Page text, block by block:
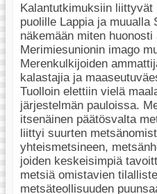
Kalantutkimuksiin liittyvät
puolille Lappia ja muualla
näkemään miten
Merimiesunionin imago
Merenkulkijoiden
kalastajia ja
Tuolloin elettiin vielä
järjestelmän pauloissa.
itsenäinen päätösvalta
liittyi suurten
yhteismetsineen,
joiden keskeisimpiä
metsiä omistavien
metsäteollisuuden